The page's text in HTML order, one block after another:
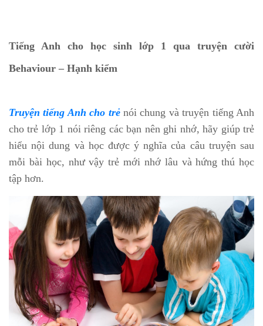
Tiếng Anh cho học sinh lớp 1 qua truyện cười
Behaviour – Hạnh kiểm
Truyện tiếng Anh cho trẻnói chung và truyện tiếng Anh
cho trẻ lớp 1 nói riêng các bạn nên ghi nhớ, hãy giúp trẻ
hiểu nội dung và học được ý nghĩa của câu truyện sau
mỗi bài học, như vậy trẻ mới nhớ lâu và hứng thú học
tập hơn.